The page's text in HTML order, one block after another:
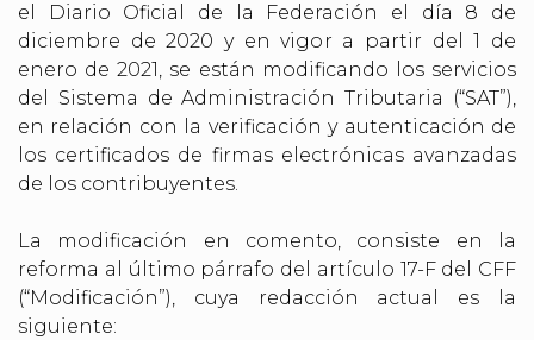
el Diario Oficial de la Federación el día 8 de
diciembre de 2020 y en vigor a partir del 1 de
enero de 2021, se están modificando los servicios
del Sistema de Administración Tributaria (“SAT”),
en relación con la verificación y autenticación de
los certificados de firmas electrónicas avanzadas
de los contribuyentes.
La modificación en comento, consiste en la
reforma al último párrafo del artículo 17-F del CFF
(“Modificación”), cuya redacción actual es la
siguiente: